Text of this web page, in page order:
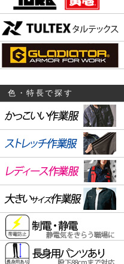
色・特長で探す